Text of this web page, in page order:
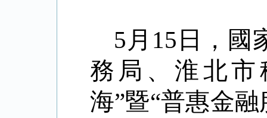
5月15日，國
務局、淮北
海”暨“普惠金